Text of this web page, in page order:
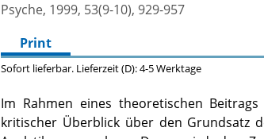
Psyche, 1999, 53(9-10), 929-957
Print
Sofort lieferbar. Lieferzeit (D): 4-5 Werktage
Im Rahmen eines theoretischen
kritischer Überblick über den Grundsatz